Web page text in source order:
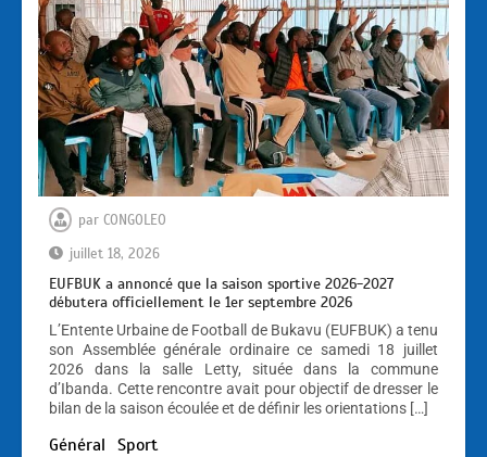
par CONGOLEO
juillet 18, 2026
EUFBUK a annoncé que la saison sportive 2026-2027
débutera officiellement le 1er septembre 2026
L’Entente Urbaine de Football de Bukavu (EUFBUK) a tenu
son Assemblée générale ordinaire ce samedi 18 juillet
2026 dans la salle Letty, située dans la commune
d’Ibanda. Cette rencontre avait pour objectif de dresser le
bilan de la saison écoulée et de définir les orientations […]
Général Sport